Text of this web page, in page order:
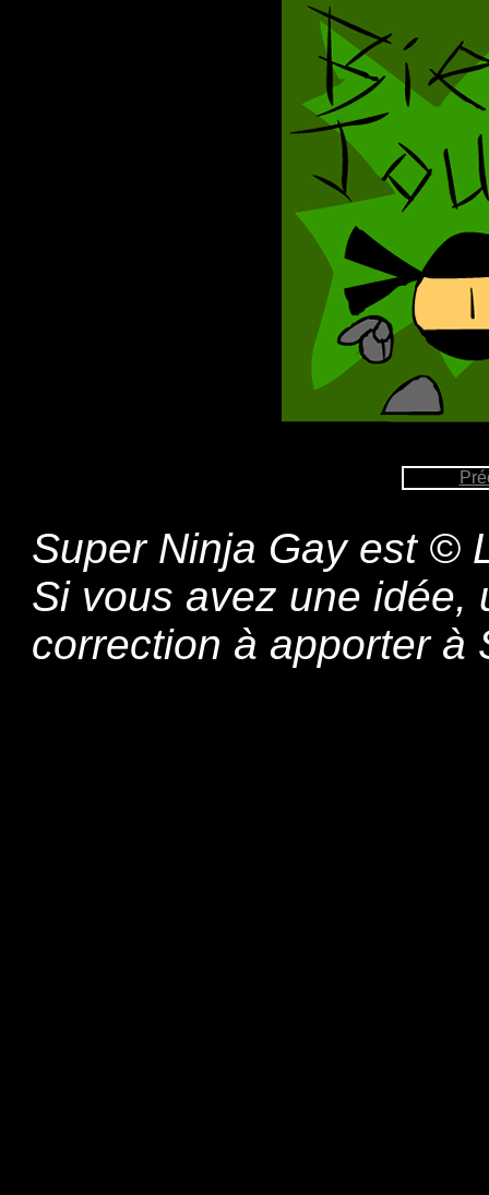
Super Ninja Gay est ©
Si vous avez une idée,
correction à apporter à